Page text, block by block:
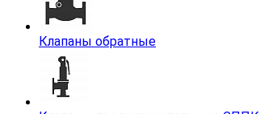
Клапаны обратные